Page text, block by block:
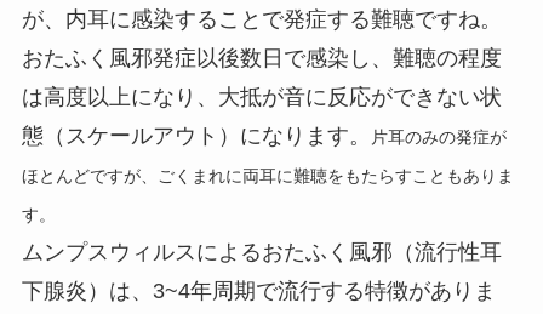
が、内耳に感染することで発症する難聴ですね。
おたふく風邪発症以後数日で感染し、難聴の程度
は高度以上になり、大抵が音に反応ができない状
態（スケールアウト）になります。
片耳のみの発症が
ほとんどですが、ごくまれに両耳に難聴をもたらすこともありま
す。
ムンプスウィルスによるおたふく風邪（流行性耳
下腺炎）は、3~4年周期で流行する特徴がありま